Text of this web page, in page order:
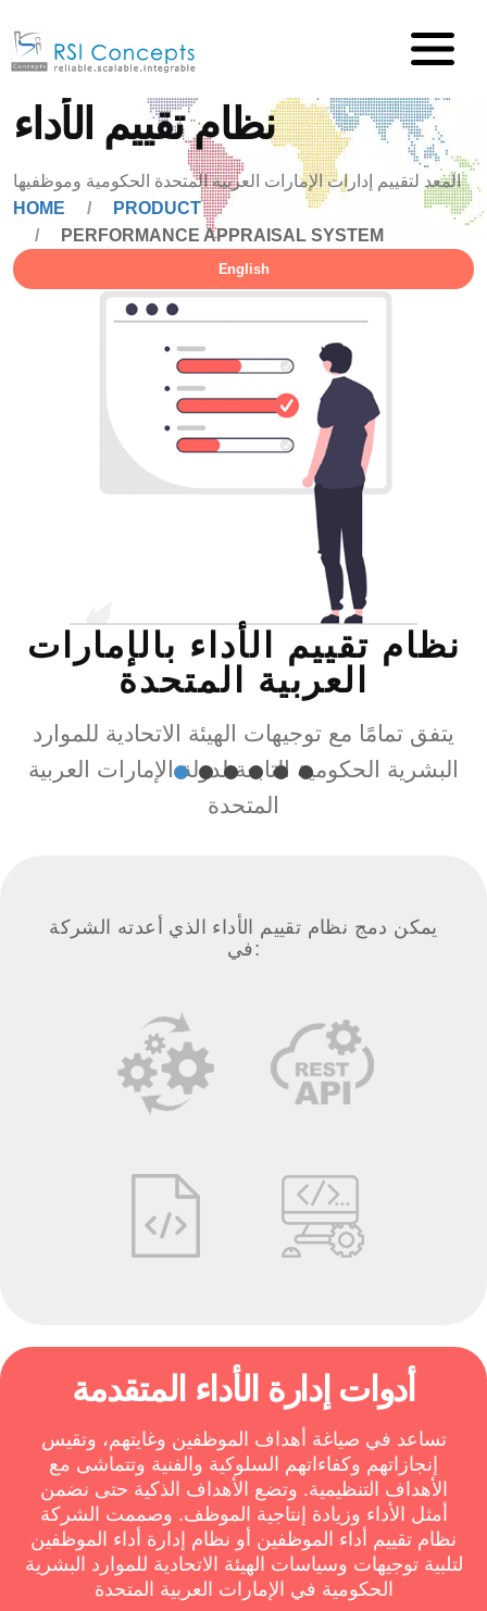
نظام تقييم الأداء
المعد لتقييم إدارات الإمارات العربية المتحدة الحكومية وموظفيها
HOME
PRODUCT
PERFORMANCE APPRAISAL SYSTEM
English
نظام تقييم الأداء بالإمارات
العربية المتحدة
يتفق تمامًا مع توجيهات الهيئة الاتحادية للموارد
البشرية الحكومية التابعة لدولة الإمارات العربية
المتحدة
يمكن دمج نظام تقييم الأداء الذي أعدته الشركة
في:
أدوات إدارة الأداء المتقدمة
تساعد في صياغة أهداف الموظفين وغايتهم، وتقيس
إنجازاتهم وكفاءاتهم السلوكية والفنية وتتماشى مع
الأهداف التنظيمية. وتضع الأهداف الذكية حتى نضمن
أمثل الأداء وزيادة إنتاجية الموظف. وصممت الشركة
نظام تقييم أداء الموظفين أو نظام إدارة أداء الموظفين
لتلبية توجيهات وسياسات الهيئة الاتحادية للموارد البشرية
الحكومية في الإمارات العربية المتحدة